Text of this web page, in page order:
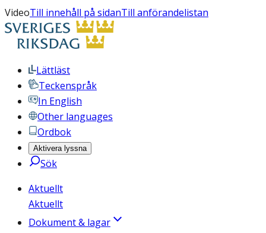
VideoTill innehåll på sidanTill anförandelistan
Lättläst
Teckenspråk
In English
Other languages
Ordbok
Aktivera lyssna
Sök
Aktuellt
Aktuellt
Dokument & lagar